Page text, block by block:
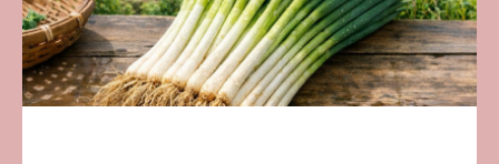
お知らせ
BLOG